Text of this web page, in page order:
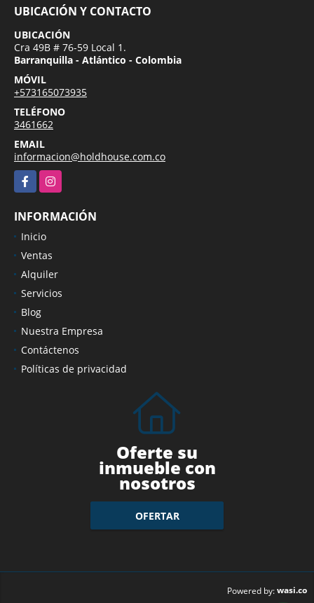
UBICACIÓN Y CONTACTO
UBICACIÓN
Cra 49B # 76-59 Local 1.
Barranquilla - Atlántico - Colombia
MÓVIL
+573165073935
TELÉFONO
3461662
EMAIL
informacion@holdhouse.com.co
FacebookInstagram
INFORMACIÓN
Inicio
Ventas
Alquiler
Servicios
Blog
Nuestra Empresa
Contáctenos
Políticas de privacidad
Oferte su
inmueble con
nosotros
OFERTAR
Powered by:wasi.co